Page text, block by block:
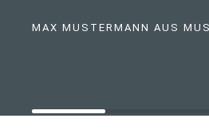
MAX MUSTERMANN AUS